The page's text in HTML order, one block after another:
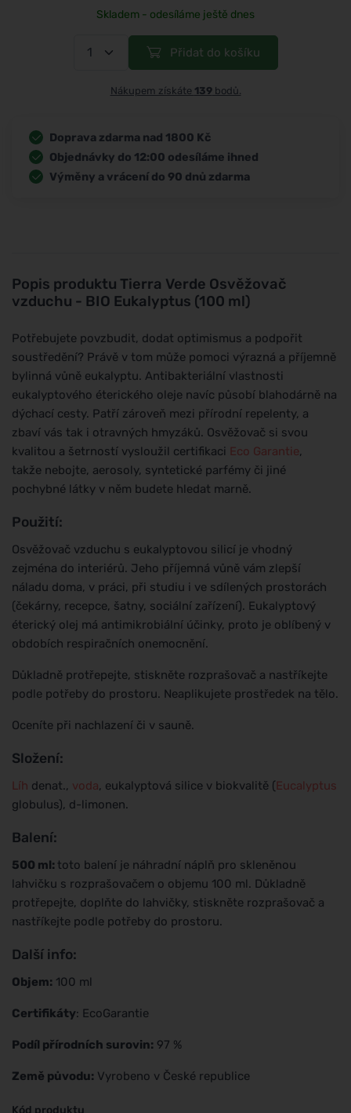
Popis produktu Tierra Verde Osvěžovač
vzduchu - BIO Eukalyptus (100 ml)
Potřebujete povzbudit, dodat optimismus a podpořit
soustředění? Právě v tom může pomoci výrazná a příjemně
bylinná vůně eukalyptu. Antibakteriální vlastnosti
eukalyptového éterického oleje navíc působí blahodárně na
dýchací cesty. Patří zároveň mezi přírodní repelenty, a
zbaví vás tak i otravných hmyzáků. Osvěžovač si svou
kvalitou a šetrností vysloužil certifikaci Eco Garantie,
takže nebojte, aerosoly, syntetické parfémy či jiné
pochybné látky v něm budete hledat marně.
Použití:
Osvěžovač vzduchu s eukalyptovou silicí je vhodný
zejména do interiérů. Jeho příjemná vůně vám zlepší
náladu doma, v práci, při studiu i ve sdílených prostorách
(čekárny, recepce, šatny, sociální zařízení). Eukalyptový
éterický olej má antimikrobiální účinky, proto je oblíbený v
obdobích respiračních onemocnění.
Důkladně protřepejte, stiskněte rozprašovač a nastříkejte
podle potřeby do prostoru. Neaplikujete prostředek na tělo.
Oceníte při nachlazení či v sauně.
Složení:
Líh denat., voda, eukalyptová silice v biokvalitě (Eucalyptus
globulus), d-limonen.
Balení:
500 ml: toto balení je náhradní náplň pro skleněnou
lahvičku s rozprašovačem o objemu 100 ml. Důkladně
protřepejte, doplňte do lahvičky, stiskněte rozprašovač a
nastříkejte podle potřeby do prostoru.
Další info:
Objem: 100 ml
Certifikáty: EcoGarantie
Podíl přírodních surovin: 97 %
Země původu: Vyrobeno v České republice
Kód produktu
Skladem - odesíláme ještě dnes
Přidat do košíku
Nákupem získáte 139bodů.
Doprava zdarma nad 1800 Kč
Objednávky do 12:00 odesíláme ihned
Výměny a vrácení do 90 dnů zdarma